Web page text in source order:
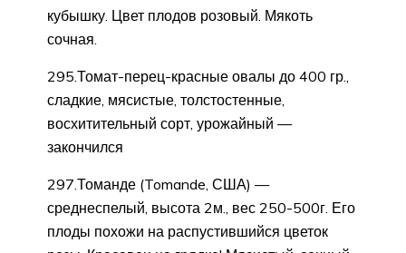
кубышку. Цвет плодов розовый. Мякоть
сочная.
295.Томат-перец-красные овалы до 400 гр.,
сладкие, мясистые, толстостенные,
восхитительный сорт, урожайный —
закончился
297.Томанде (Tomande, США) —
среднеспелый, высота 2м., вес 250-500г. Его
плоды похожи на распустившийся цветок